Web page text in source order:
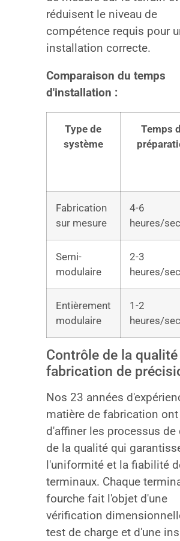
réduisent le niveau de
compétence requis pour
installation correcte.
Comparaison du temps
d'installation :
Type de
système
Temps
Fabrication
sur mesure
4-6
heures/
Semi-
modulaire
2-3
heures/
Entièrement
modulaire
1-2
heures/
Contrôle de la
fabrication de
Nos 23 années
matière de fabrication
d'affiner les processus de
de la qualité qui
l'uniformité et la fiabilité
terminaux. Chaque
fourche fait l'objet d'une
vérification
test de charge et d'une